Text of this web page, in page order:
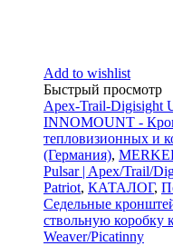
Add to wishlist
Быстрый просмотр
Apex-Trail-Digisight
INNOMOUNT -
тепловизионных и
(Германия),
Pulsar | Apex/Trail/
Patriot, КАТАЛОГ,
Седельные
ствольную коробку
Weaver/Picatinny